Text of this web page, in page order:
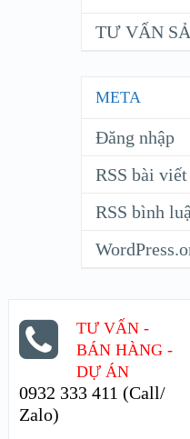
TƯ VẤN
META
Đăng nhập
RSS bài viết
RSS bình
TƯ VẤN -
BÁN HÀNG -
DỰ ÁN
0932 333 411 (Call/
Zalo)